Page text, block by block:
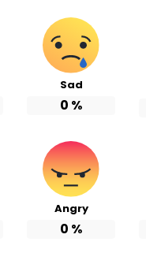
Sad
0 %
Angry
0 %